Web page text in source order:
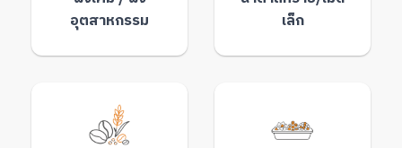
อุตสาหกรรม
เล็ก